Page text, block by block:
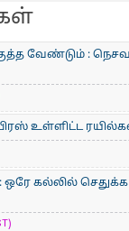
வேண்டும் :
உள்ளிட்ட
கல்லில்